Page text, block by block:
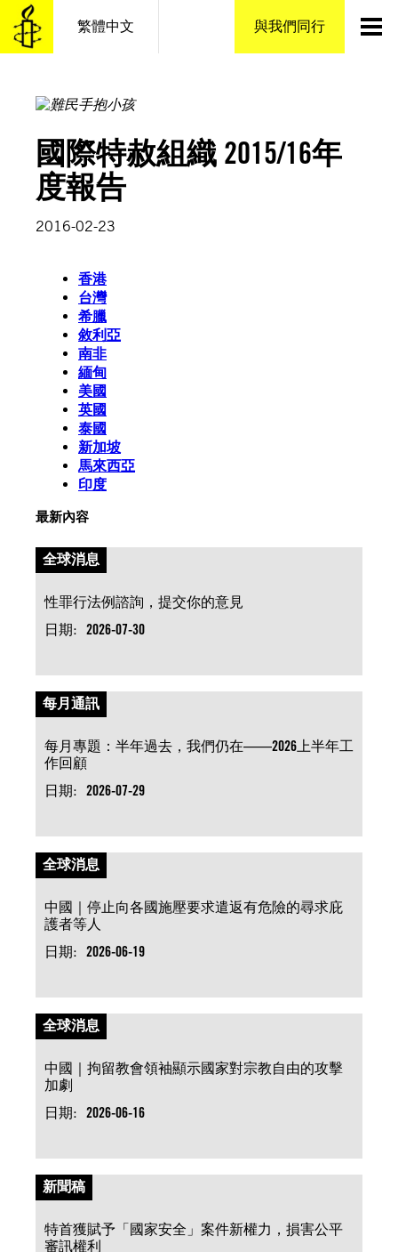
繁體中文 與我們同行
國際特赦組織 2015/16年
度報告
2016-02-23
香港
台灣
希臘
敘利亞
南非
緬甸
美國
英國
泰國
新加坡
馬來西亞
印度
最新內容
全球消息
性罪行法例諮詢，提交你的意見
日期: 2026-07-30
每月通訊
每月專題：半年過去，我們仍在——2026上半年工
作回顧
日期: 2026-07-29
全球消息
中國｜停止向各國施壓要求遣返有危險的尋求庇
護者等人
日期: 2026-06-19
全球消息
中國｜拘留教會領袖顯示國家對宗教自由的攻擊
加劇
日期: 2026-06-16
新聞稿
特首獲賦予「國家安全」案件新權力，損害公平
審訊權利